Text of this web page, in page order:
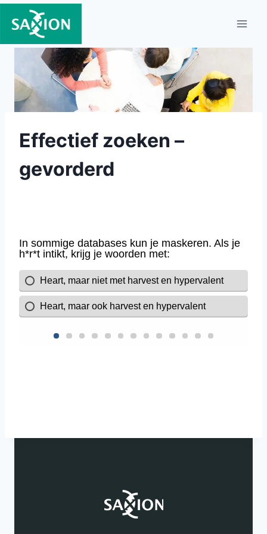
Doorgaan
naar
Effectief zoeken –
gevorderd